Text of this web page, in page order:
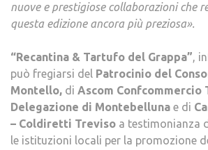
nuove e prestigiose collaborazioni che
questa edizione ancora più preziosa».
“Recantina & Tartufo del Grappa”,
può fregiarsi del Patrocinio del
Montello, di Ascom Confcommercio
Delegazione di Montebelluna e di
– Coldiretti Treviso a testimonianza
le istituzioni locali per la promozione